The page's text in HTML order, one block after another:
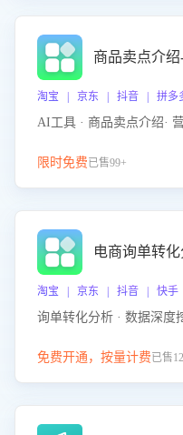
商品卖点介
淘宝 | 京东 | 抖音 | 拼多
AI工具 · 商品卖点介绍·
限时免费已售99+
电商询单转
淘宝 | 京东 | 抖音 | 快手
询单转化分析 · 数据深度
免费开通，按量计费已售